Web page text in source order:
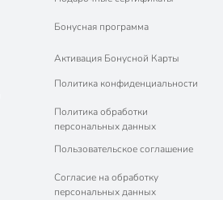
Бонусная программа
Активация Бонусной Карты
Политика конфиденциальности
Политика обработки
персональных данных
Пользовательское соглашение
Согласие на обработку
персональных данных